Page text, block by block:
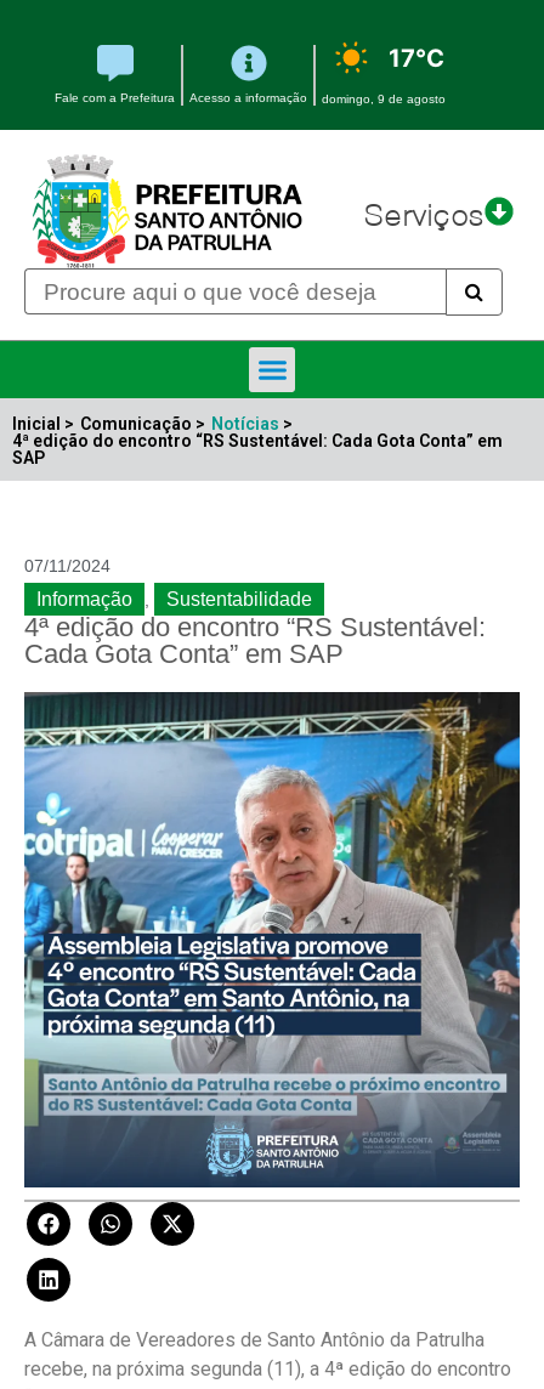
Fale com a Prefeitura Acesso a informação
17°C
domingo, 9 de agosto
Serviços
Inicial > Comunicação > Notícias >
4ª edição do encontro “RS Sustentável: Cada Gota Conta” em
SAP
07/11/2024
Informação , Sustentabilidade
4ª edição do encontro “RS Sustentável:
Cada Gota Conta” em SAP
A Câmara de Vereadores de Santo Antônio da Patrulha
recebe, na próxima segunda (11), a 4ª edição do encontro